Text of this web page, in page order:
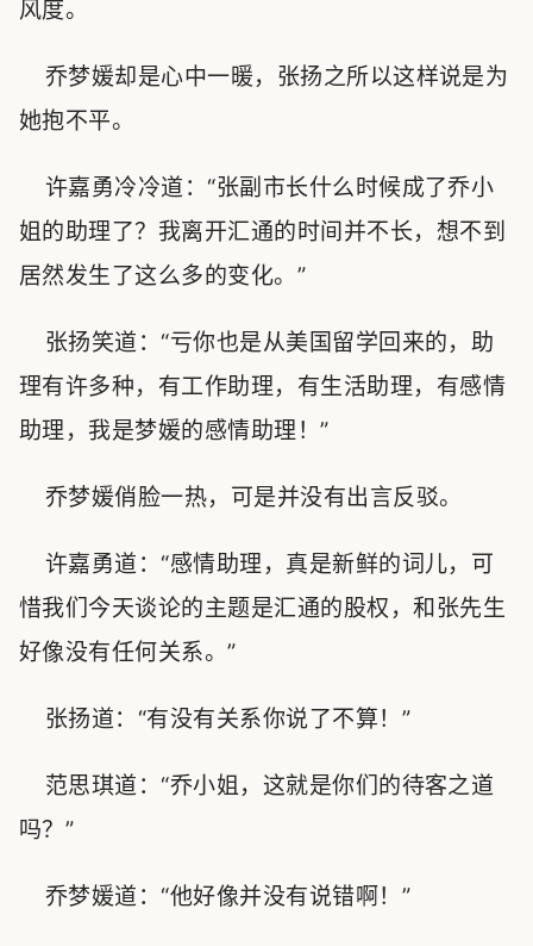
风度。
乔梦媛却是心中一暖，张扬之所以这样说是为
她抱不平。
许嘉勇冷冷道：“张副市长什么时候成了乔小
姐的助理了？我离开汇通的时间并不长，想不到
居然发生了这么多的变化。”
张扬笑道：“亏你也是从美国留学回来的，助
理有许多种，有工作助理，有生活助理，有感情
助理，我是梦媛的感情助理！”
乔梦媛俏脸一热，可是并没有出言反驳。
许嘉勇道：“感情助理，真是新鲜的词儿，可
惜我们今天谈论的主题是汇通的股权，和张先生
好像没有任何关系。”
张扬道：“有没有关系你说了不算！”
范思琪道：“乔小姐，这就是你们的待客之道
吗？”
乔梦媛道：“他好像并没有说错啊！”